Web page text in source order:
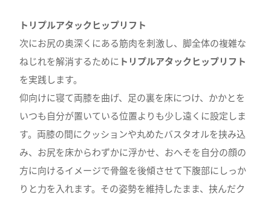
トリプルアタックヒップリフト
次にお尻の奥深くにある筋肉を刺激し、脚全体の複雑な
ねじれを解消するために トリプルアタックヒップリフト
を実践します。
仰向けに寝て両膝を曲げ、足の裏を床につけ、かかとを
いつも自分が置いている位置よりも少し遠くに設定しま
す。両膝の間にクッションや丸めたバスタオルを挟み込
み、お尻を床からわずかに浮かせ、おへそを自分の顔の
方に向けるイメージで骨盤を後傾させて下腹部にしっか
りと力を入れます。その姿勢を維持したまま、挟んだク